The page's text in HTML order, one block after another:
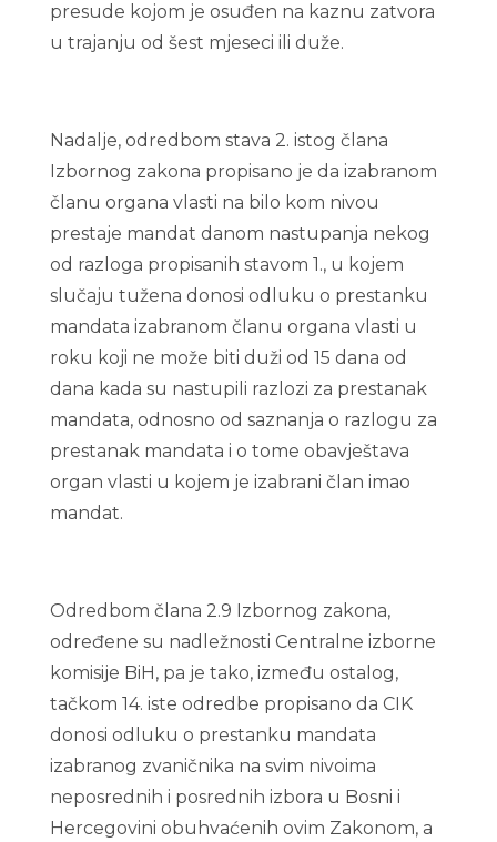
presude kojom je osuđen na kaznu zatvora
u trajanju od šest mjeseci ili duže.
Nadalje, odredbom stava 2. istog člana
Izbornog zakona propisano je da izabranom
članu organa vlasti na bilo kom nivou
prestaje mandat danom nastupanja nekog
od razloga propisanih stavom 1., u kojem
slučaju tužena donosi odluku o prestanku
mandata izabranom članu organa vlasti u
roku koji ne može biti duži od 15 dana od
dana kada su nastupili razlozi za prestanak
mandata, odnosno od saznanja o razlogu za
prestanak mandata i o tome obavještava
organ vlasti u kojem je izabrani član imao
mandat.
Odredbom člana 2.9 Izbornog zakona,
određene su nadležnosti Centralne izborne
komisije BiH, pa je tako, između ostalog,
tačkom 14. iste odredbe propisano da CIK
donosi odluku o prestanku mandata
izabranog zvaničnika na svim nivoima
neposrednih i posrednih izbora u Bosni i
Hercegovini obuhvaćenih ovim Zakonom, a